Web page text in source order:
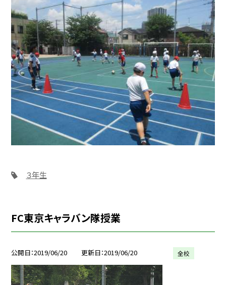
３年生
FC東京キャラバン隊授業
公開日 2019/06/20 更新日 2019/06/20 全校